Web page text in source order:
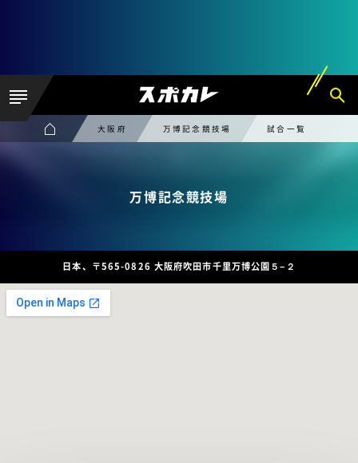
大阪府 万博記念競技場 試合一覧
万博記念競技場
日本、〒565-0826 大阪府吹田市千里万博公園５−２